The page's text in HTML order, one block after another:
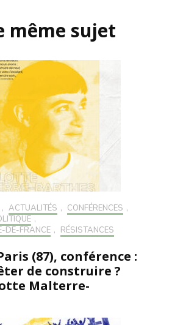
même sujet
, ACTUALITÉS , CONFÉRENCES ,
,
DE-FRANCE , RÉSISTANCES
(87), conférence :
de construire ?
Malterre-